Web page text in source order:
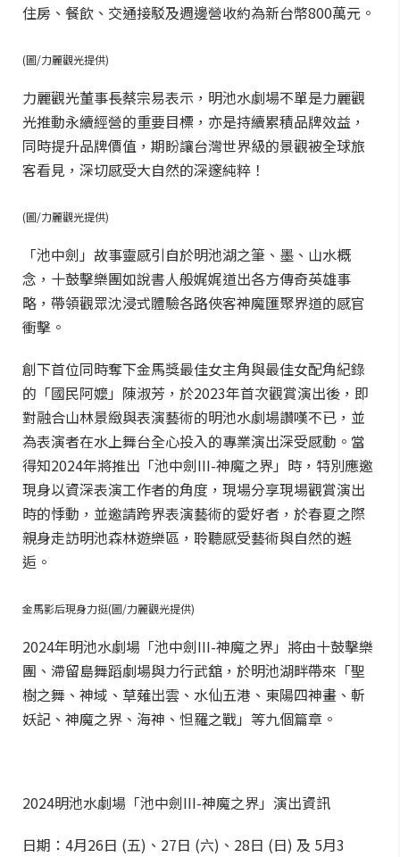
住房、餐飲、交通接駁及週邊營收約為新台幣800萬元。
(圖/力麗觀光提供)
力麗觀光董事長蔡宗易表示，明池水劇場不單是力麗觀
光推動永續經營的重要目標，亦是持續累積品牌效益，
同時提升品牌價值，期盼讓台灣世界級的景觀被全球旅
客看見，深切感受大自然的深邃純粹！
(圖/力麗觀光提供)
「池中劍」故事靈感引自於明池湖之筆、墨、山水概
念，十鼓擊樂團如說書人般娓娓道出各方傳奇英雄事
略，帶領觀眾沈浸式體驗各路俠客神魔匯聚界道的感官
衝擊。
創下首位同時奪下金馬獎最佳女主角與最佳女配角紀錄
的「國民阿嬤」陳淑芳，於2023年首次觀賞演出後，即
對融合山林景緻與表演藝術的明池水劇場讚嘆不已，並
為表演者在水上舞台全心投入的專業演出深受感動。當
得知2024年將推出「池中劍III-神魔之界」時，特別應邀
現身以資深表演工作者的角度，現場分享現場觀賞演出
時的悸動，並邀請跨界表演藝術的愛好者，於春夏之際
親身走訪明池森林遊樂區，聆聽感受藝術與自然的邂
逅。
金馬影后現身力挺(圖/力麗觀光提供)
2024年明池水劇場「池中劍III-神魔之界」將由十鼓擊樂
團、滯留島舞蹈劇場與力行武舘，於明池湖畔帶來「聖
樹之舞、神域、草薙出雲、水仙五港、東陽四神畫、斬
妖記、神魔之界、海神、怛羅之戰」等九個篇章。
2024明池水劇場「池中劍III-神魔之界」演出資訊
日期：4月26日 (五)、27日 (六)、28日 (日) 及 5月3